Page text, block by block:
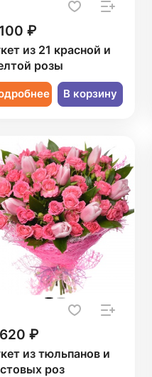
₽
из 21 красной и
розы
В корзину
₽
из тюльпанов и
роз